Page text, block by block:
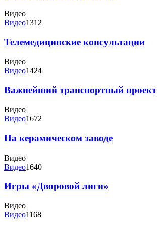
Видео
Видео1312
Телемедицинские консультации
Видео
Видео1424
Важнейший транспортный проект
Видео
Видео1672
На керамическом заводе
Видео
Видео1640
Игры «Дворовой лиги»
Видео
Видео1168